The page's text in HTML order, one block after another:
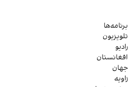
برنامه‌ها
تلویزیون
رادیو
افغانستان
جهان
زاویه